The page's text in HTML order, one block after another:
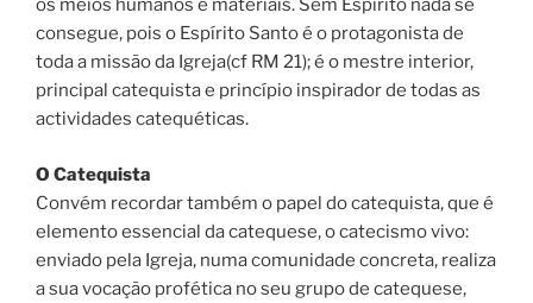
os meios humanos e materiais. Sem Espírito nada se
consegue, pois o Espírito Santo é o protagonista de
toda a missão da Igreja(cf RM 21); é o mestre interior,
principal catequista e princípio inspirador de todas as
actividades catequéticas.
O Catequista
Convém recordar também o papel do catequista, que é
elemento essencial da catequese, o catecismo vivo:
enviado pela Igreja, numa comunidade concreta, realiza
a sua vocação profética no seu grupo de catequese,